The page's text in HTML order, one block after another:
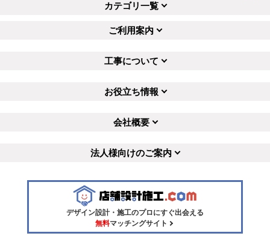
カテゴリ一覧
ご利用案内
工事について
お役立ち情報
会社概要
法人様向けのご案内
デザイン設計・施工のプロにすぐ出会える
無料マッチングサイト